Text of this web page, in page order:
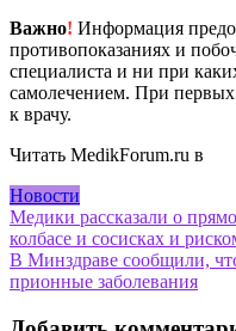
Важно! Информация
противопоказаниях и
специалиста и ни при
самолечением. При первых
к врачу.
Читать MedikForum.ru в
Новости
Навигация
по
записям
Медики рассказали о
колбасе и сосисках и
В Минздраве сообщили,
прионные заболевания